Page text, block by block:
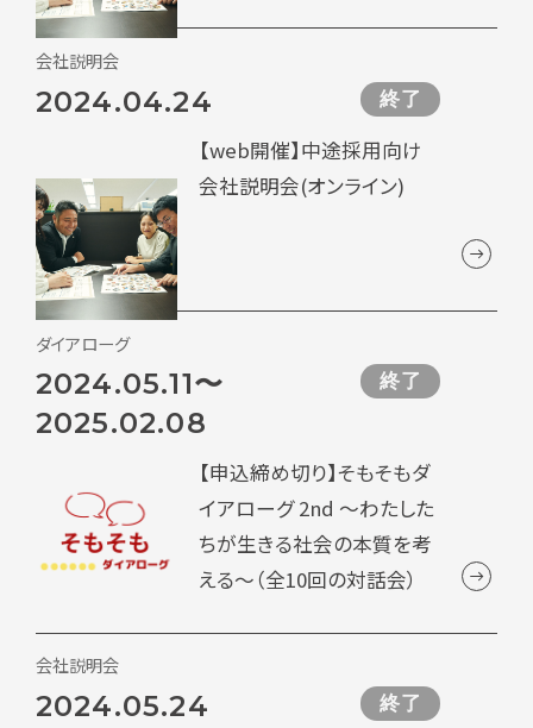
2024.04.24 終了
【web開催】中途採用向け
会社説明会(オンライン)
会社説明会
2024.05.11〜
2025.02.08
終了
【申込締め切り】そもそもダ
イアローグ 2nd ～わたした
ちが生きる社会の本質を考
える～（全10回の対話会）
ダイアローグ
2024.05.24 終了
会社説明会